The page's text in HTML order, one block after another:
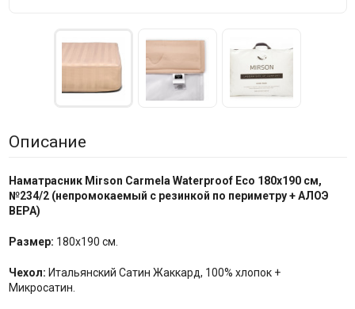
Описание
Наматрасник Mirson Carmela Waterproof Eco 180x190 см,
№234/2 (непромокаемый с резинкой по периметру + АЛОЭ
ВЕРА)
Размер: 180x190 см.
Чехол: Итальянский Сатин Жаккард, 100% хлопок +
Микросатин.